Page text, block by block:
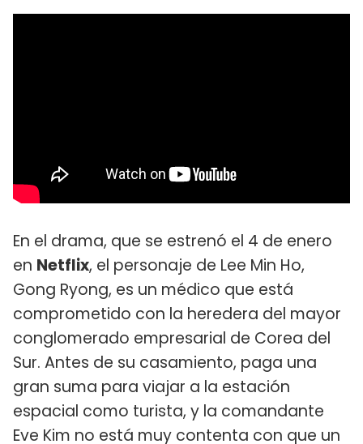
En el drama, que se estrenó el 4 de enero
en Netflix, el personaje de Lee Min Ho,
Gong Ryong, es un médico que está
comprometido con la heredera del mayor
conglomerado empresarial de Corea del
Sur. Antes de su casamiento, paga una
gran suma para viajar a la estación
espacial como turista, y la comandante
Eve Kim no está muy contenta con que un